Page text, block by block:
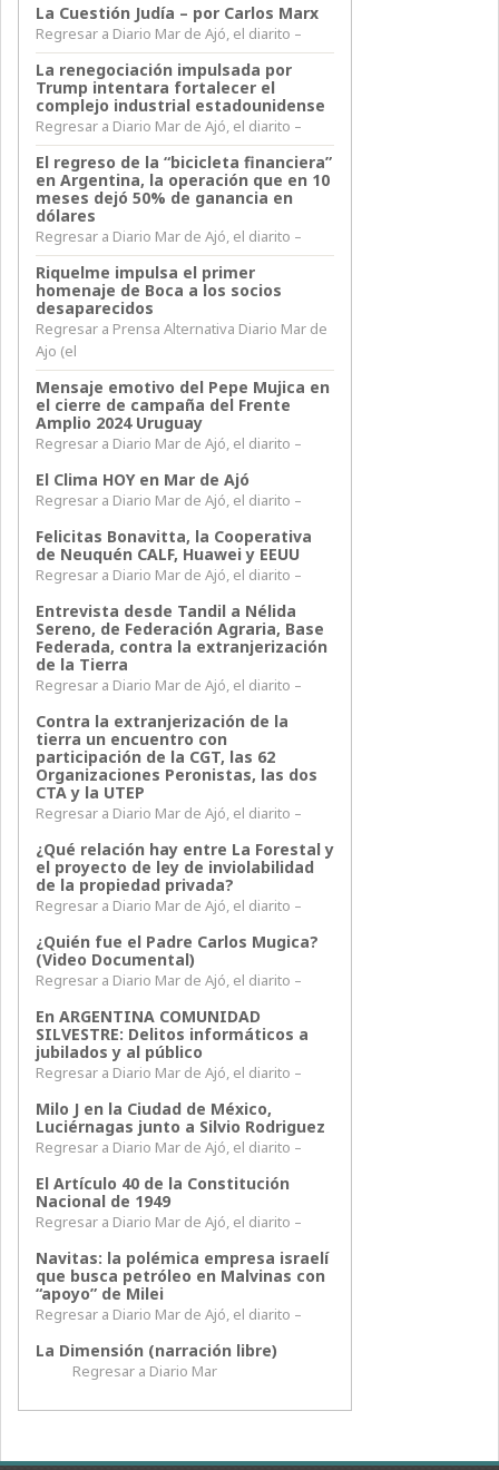
La Cuestión Judía – por Carlos Marx
Regresar a Diario Mar de Ajó, el diarito –
La renegociación impulsada por
Trump intentara fortalecer el
complejo industrial estadounidense
Regresar a Diario Mar de Ajó, el diarito –
El regreso de la “bicicleta financiera”
en Argentina, la operación que en 10
meses dejó 50% de ganancia en
dólares
Regresar a Diario Mar de Ajó, el diarito –
Riquelme impulsa el primer
homenaje de Boca a los socios
desaparecidos
Regresar a Prensa Alternativa Diario Mar de
Ajo (el
Mensaje emotivo del Pepe Mujica en
el cierre de campaña del Frente
Amplio 2024 Uruguay
Regresar a Diario Mar de Ajó, el diarito –
El Clima HOY en Mar de Ajó
Regresar a Diario Mar de Ajó, el diarito –
Felicitas Bonavitta, la Cooperativa
de Neuquén CALF, Huawei y EEUU
Regresar a Diario Mar de Ajó, el diarito –
Entrevista desde Tandil a Nélida
Sereno, de Federación Agraria, Base
Federada, contra la extranjerización
de la Tierra
Regresar a Diario Mar de Ajó, el diarito –
Contra la extranjerización de la
tierra un encuentro con
participación de la CGT, las 62
Organizaciones Peronistas, las dos
CTA y la UTEP
Regresar a Diario Mar de Ajó, el diarito –
¿Qué relación hay entre La Forestal y
el proyecto de ley de inviolabilidad
de la propiedad privada?
Regresar a Diario Mar de Ajó, el diarito –
¿Quién fue el Padre Carlos Mugica?
(Video Documental)
Regresar a Diario Mar de Ajó, el diarito –
En ARGENTINA COMUNIDAD
SILVESTRE: Delitos informáticos a
jubilados y al público
Regresar a Diario Mar de Ajó, el diarito –
Milo J en la Ciudad de México,
Luciérnagas junto a Silvio Rodriguez
Regresar a Diario Mar de Ajó, el diarito –
El Artículo 40 de la Constitución
Nacional de 1949
Regresar a Diario Mar de Ajó, el diarito –
Navitas: la polémica empresa israelí
que busca petróleo en Malvinas con
“apoyo” de Milei
Regresar a Diario Mar de Ajó, el diarito –
La Dimensión (narración libre)
Regresar a Diario Mar